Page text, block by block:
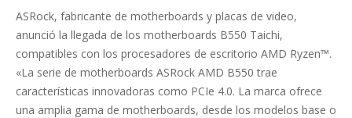
11-
ASRock, fabricante de motherboards y placas de video,
anunció la llegada de los motherboards B550 Taichi,
compatibles con los procesadores de escritorio AMD Ryzen™.
«La serie de motherboards ASRock AMD B550 trae
características innovadoras como PCIe 4.0. La marca ofrece
una amplia gama de motherboards, desde los modelos base o